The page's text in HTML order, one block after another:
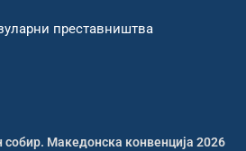
преставништва
Македонска конвенција 2026